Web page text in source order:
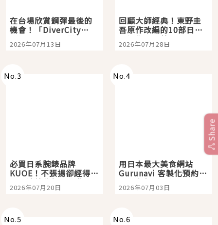
在台場欣賞鋼彈最後的
機會！「DiverCity
Tokyo Plaza」搭船、
購物、美食及夜景，一
2026年07月13日
回顧大師經典！東野圭
吾原作改編的10部日本
影視作品推薦
2026年07月28日
No.3
必買日系腕錶品牌
KUOE！不張揚卻經得起
時間洗鍊的經典之作五
選
2026年07月20日
No.4
用日本最大美食網站
Gurunavi 客製化預約九
大都市餐廳，打造專屬
美食體驗！
2026年07月03日
No.5 No.6
Share